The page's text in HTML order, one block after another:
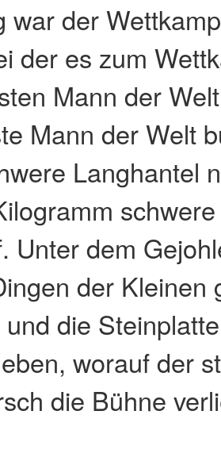
war der
der es zum
Mann der
Mann der Welt
Langhantel
Unter dem
der Kleinen
die
worauf der
die Bühne